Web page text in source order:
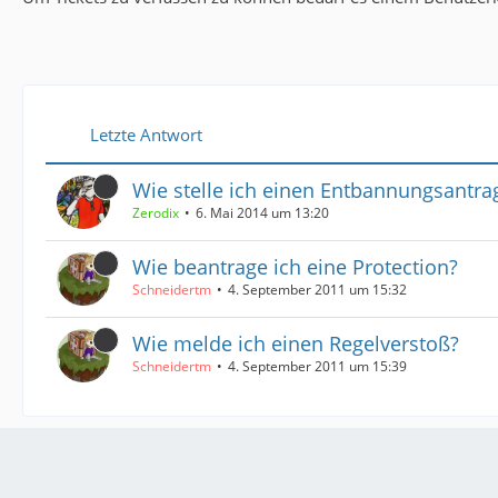
Letzte Antwort
Wie stelle ich einen
Zerodix 6. Mai 2014 um 13:20
Wie beantrage ich eine Protection?
Schneidertm 4. September 2011 um 15:32
Wie melde ich einen Regelverstoß?
Schneidertm 4. September 2011 um 15:39